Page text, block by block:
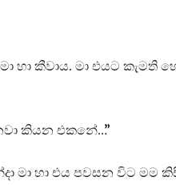
හා කීවාය. මා එයට
කියන එකනේ…”
මා හා එය පවසන විට මම